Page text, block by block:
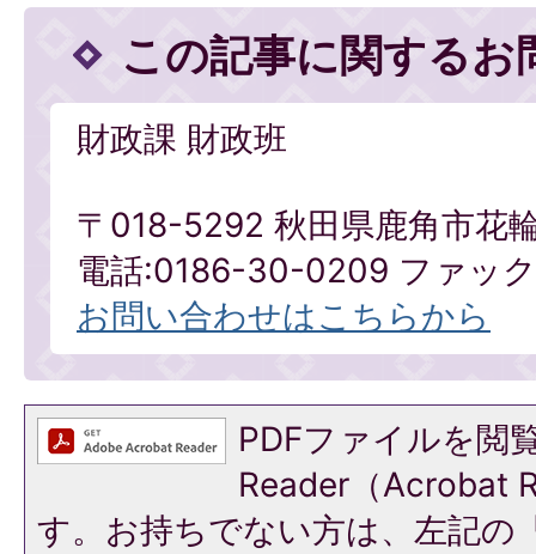
この記事に関するお
財政課 財政班
〒018-5292 秋田県鹿角市花
電話:0186-30-0209 ファッ
お問い合わせはこちらから
PDFファイルを閲
Reader（Acrobat
す。お持ちでない方は、左記の